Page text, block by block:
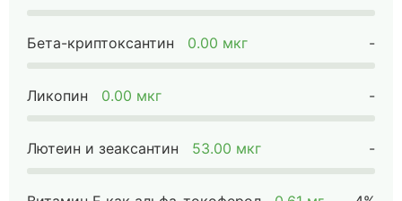
Бета-криптоксантин 0.00 мкг -
Ликопин 0.00 мкг -
Лютеин и зеаксантин 53.00 мкг -